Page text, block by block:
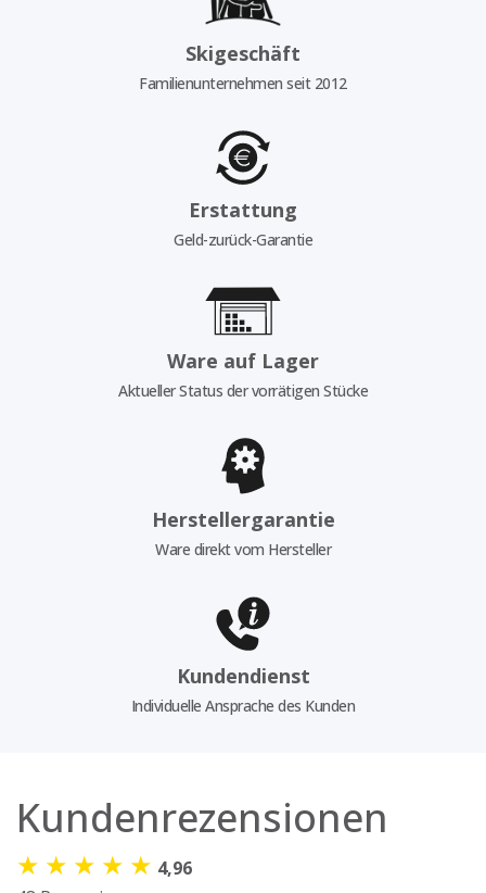
Skigeschäft
Familienunternehmen seit 2012
Erstattung
Geld-zurück-Garantie
Ware auf Lager
Aktueller Status der vorrätigen Stücke
Herstellergarantie
Ware direkt vom Hersteller
Kundendienst
Individuelle Ansprache des Kunden
Kundenrezensionen
★ ★ ★ ★ ★ 4,96